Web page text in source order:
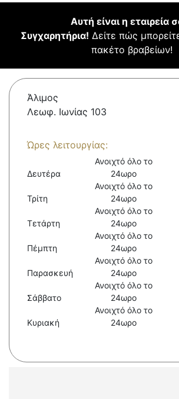
Αυτή είναι η εταιρεία
Συγχαρητήρια! Δείτε πώς
πακέτο βραβείων!
Άλιμος
Λεωφ. Ιωνίας 103
Ώρες λειτουργίας:
Δευτέρα
Ανοιχτό όλο το
24ωρο
Τρίτη
Ανοιχτό όλο το
24ωρο
Τετάρτη
Ανοιχτό όλο το
24ωρο
Πέμπτη
Ανοιχτό όλο το
24ωρο
Παρασκευή
Ανοιχτό όλο το
24ωρο
Σάββατο
Ανοιχτό όλο το
24ωρο
Κυριακή
Ανοιχτό όλο το
24ωρο